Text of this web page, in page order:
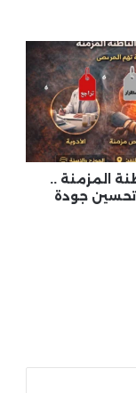
عسكري حال
لإنهاء
لاحتواء
المزمنة ..
جودة